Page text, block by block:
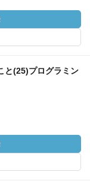
と(25)プログラミン